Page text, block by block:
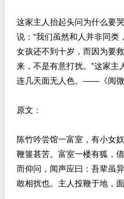
这家主人抬起头问为什么要
说：“我们虽然和人并非同类
女孩还不到十岁，而因为要
来，不是有意打扰。”这家主
连几天面无人色。——《阅微
原文：
陈竹吟尝馆一富室，有小女
鞭箠甚苦。富室一楼有狐，
而仰问，闻声应曰：吾辈虽
敢相扰也。主人投鞭于地，